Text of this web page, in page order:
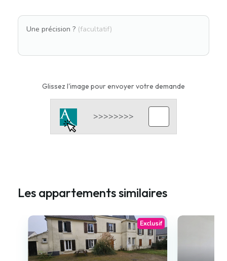
Une précision ? (facultatif)
Glissez l'image pour envoyer votre demande
Les appartements similaires
Exclusif